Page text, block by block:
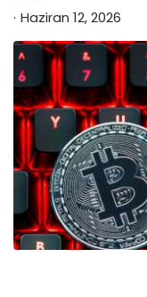
Haziran 12, 2026